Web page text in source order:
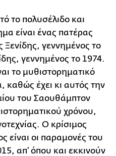
το πολυσέλιδο και
είναι ένας πατέρας
Ξενίδης, γεννημένος το
γεννημένος το 1974.
το μυθιστορηματικό
έχει κι αυτός την
του Σαουθάμπτον
χρόνου,
Ο κρίσιμος
είναι οι παραμονές του
απ’ όπου και εκκινούν